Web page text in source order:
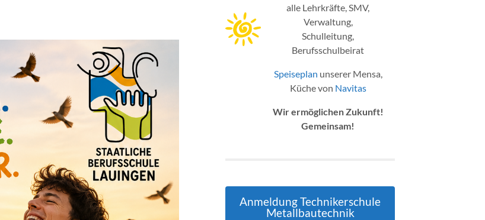
alle Lehrkräfte, SMV,
Verwaltung,
Schulleitung,
Berufsschulbeirat
Speiseplan unserer Mensa,
Küche von Navitas
Wir ermöglichen Zukunft!
Gemeinsam!
Anmeldung Technikerschule
Metallbautechnik